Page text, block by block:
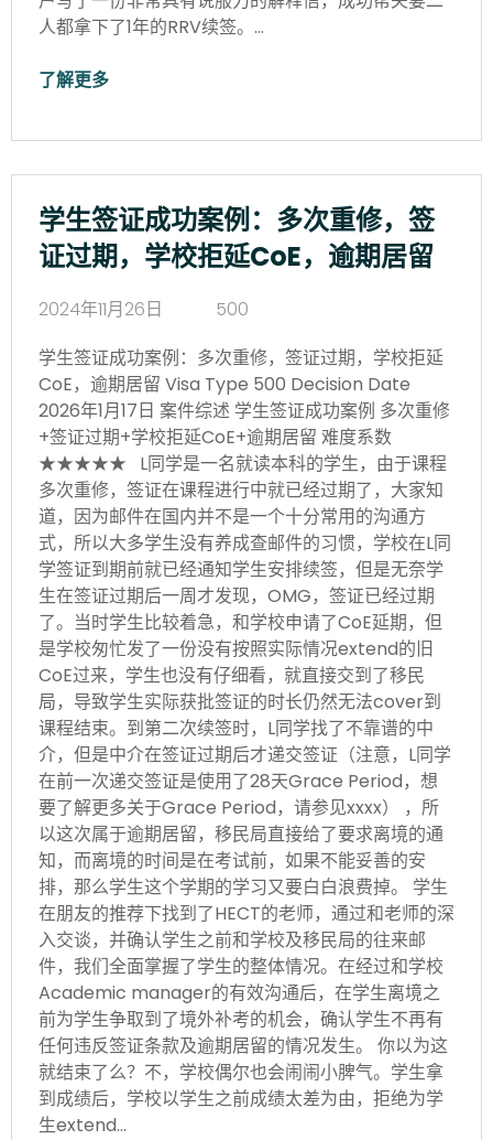
人都拿下了1年的RRV续签。…
了解更多
学生签证成功案例：多次重修，签
证过期，学校拒延CoE，逾期居留
2024年11月26日
500
学生签证成功案例：多次重修，签证过期，学校拒延
CoE，逾期居留 Visa Type 500 Decision Date
2026年1月17日 案件综述 学生签证成功案例 多次重修
+签证过期+学校拒延CoE+逾期居留 难度系数
★★★★★ L同学是一名就读本科的学生，由于课程
多次重修，签证在课程进行中就已经过期了，大家知
道，因为邮件在国内并不是一个十分常用的沟通方
式，所以大多学生没有养成查邮件的习惯，学校在L同
学签证到期前就已经通知学生安排续签，但是无奈学
生在签证过期后一周才发现，OMG，签证已经过期
了。当时学生比较着急，和学校申请了CoE延期，但
是学校匆忙发了一份没有按照实际情况extend的旧
CoE过来，学生也没有仔细看，就直接交到了移民
局，导致学生实际获批签证的时长仍然无法cover到
课程结束。到第二次续签时，L同学找了不靠谱的中
介，但是中介在签证过期后才递交签证（注意，L同学
在前一次递交签证是使用了28天Grace Period，想
要了解更多关于Grace Period，请参见xxxx） ，所
以这次属于逾期居留，移民局直接给了要求离境的通
知，而离境的时间是在考试前，如果不能妥善的安
排，那么学生这个学期的学习又要白白浪费掉。 学生
在朋友的推荐下找到了HECT的老师，通过和老师的深
入交谈，并确认学生之前和学校及移民局的往来邮
件，我们全面掌握了学生的整体情况。在经过和学校
Academic manager的有效沟通后，在学生离境之
前为学生争取到了境外补考的机会，确认学生不再有
任何违反签证条款及逾期居留的情况发生。 你以为这
就结束了么？不，学校偶尔也会闹闹小脾气。学生拿
到成绩后，学校以学生之前成绩太差为由，拒绝为学
生extend…